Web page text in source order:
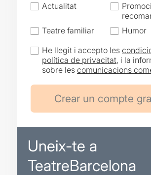
Actualitat
Teatre familiar
Humor
He llegit i accepto les
política de privacitat, i la
sobre lescomunicacions
Uneix-te a
TeatreBarcelona